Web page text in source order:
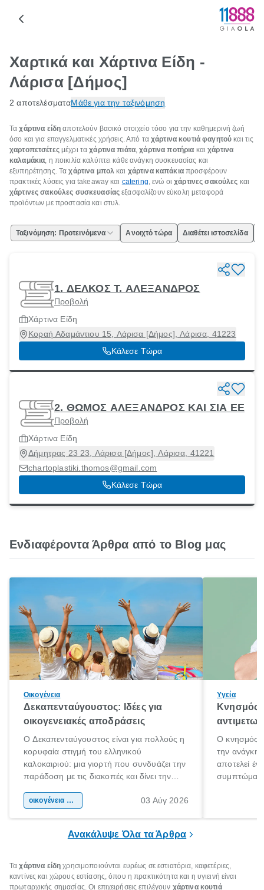
Χαρτικά και Χάρτινα Είδη -
Λάρισα [Δήμος]
2 αποτελέσματαΜάθε για την ταξινόμηση
Ταχάρτινα είδη αποτελούν βασικό στοιχείο τόσο για την καθημερινή ζωή
όσο και για επαγγελματικές χρήσεις. Από ταχάρτινα κουτιά φαγητού και τις
χαρτοπετσέτεςμέχρι ταχάρτινα πιάτα,χάρτινα ποτήρια καιχάρτινα
καλαμάκια, η ποικιλία καλύπτει κάθε ανάγκη συσκευασίας και
εξυπηρέτησης. Ταχάρτινα μπολ και χάρτινα καπάκιαπροσφέρουν
πρακτικές λύσεις για takeaway και catering, ενώ οιχάρτινες σακούλες και
χάρτινες σακούλες συσκευασίας εξασφαλίζουν εύκολη μεταφορά
προϊόντων με προστασία και στυλ.
Ταξινόμηση: Προτεινόμενα Ανοιχτό τώρα Διαθέτει ιστοσελίδα
1. ΔΕΛΚΟΣ Τ. ΑΛΕΞΑΝΔΡΟΣ
Προβολή
Χάρτινα Είδη
Κοραή Αδαμάντιου 15, Λάρισα [Δήμος], Λάρισα, 41223
Κάλεσε Τώρα
2. ΘΩΜΟΣ ΑΛΕΞΑΝΔΡΟΣ ΚΑΙ ΣΙΑ ΕΕ
Προβολή
Χάρτινα Είδη
Δήμητρας 23 23, Λάρισα [Δήμος], Λάρισα, 41221
chartoplastiki.thomos@gmail.com
Κάλεσε Τώρα
Ενδιαφέροντα Άρθρα από το Blog μας
Οικογένεια
Δεκαπενταύγουστος: Ιδέες για
οικογενειακές αποδράσεις
Ο Δεκαπενταύγουστος είναι για πολλούς η
κορυφαία στιγμή του ελληνικού
καλοκαιριού: μια γιορτή που συνδυάζει την
παράδοση με τις διακοπές και δίνει την
χώρας. Είτε πρόκειται για λίγες μέρες
οικογένεια & παιδί 03 Αύγ 2026
Υγεία
Κνησμός:
Ο κνησμός
την ανάγκη
αποτελεί
Ανακάλυψε Όλα τα Άρθρα
Ταχάρτινα είδη χρησιμοποιούνται ευρέως σε εστιατόρια, καφετέριες,
καντίνες και χώρους εστίασης, όπου η πρακτικότητα και η υγιεινή είναι
πρωταρχικής σημασίας. Οι επιχειρήσεις επιλέγουν χάρτινα κουτιά